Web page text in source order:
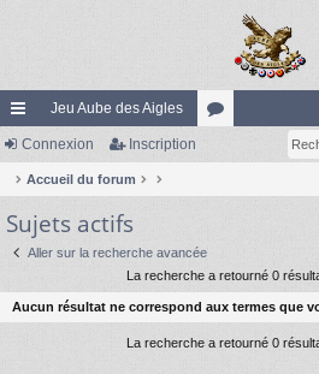
ac
co
ur
ci
s
Jeu Aube des Aigles
Connexion Inscription
Accueil du forum
Sujets actifs
Aller sur la recherche avancée
La recherche a retourné 0
Aucun résultat ne correspond aux termes que
La recherche a retourné 0